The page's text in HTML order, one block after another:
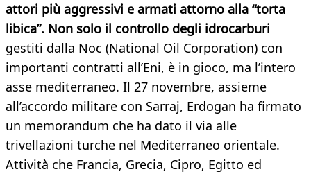
attori più aggressivi e armati attorno alla “torta
libica”. Non solo il controllo degli idrocarburi
gestiti dalla Noc (National Oil Corporation) con
importanti contratti all’Eni, è in gioco, ma l’intero
asse mediterraneo. Il 27 novembre, assieme
all’accordo militare con Sarraj, Erdogan ha firmato
un memorandum che ha dato il via alle
trivellazioni turche nel Mediterraneo orientale.
Attività che Francia, Grecia, Cipro, Egitto ed